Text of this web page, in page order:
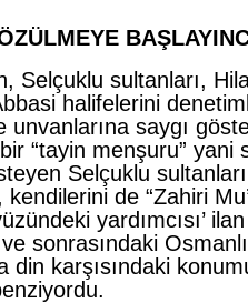
Selçuklu sultanları,
halifelerini
unvanlarına saygı
bir “tayin menşuru” yani
Selçuklu
kendilerini de “Zahiri
yardımcısı’
sonrasındaki
din karşısındaki